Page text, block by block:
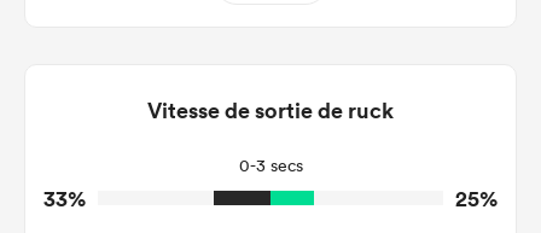
Tackles Made
Tackles Missed
2
7
Vitesse de sortie de ruck
0-3 secs
33% 25%